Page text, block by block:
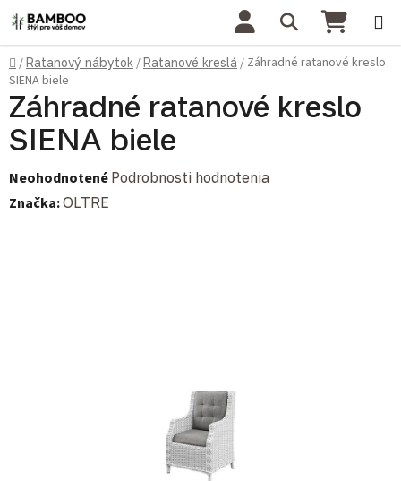
Prejsť na obsah Hľadať
Domov
/Ratanový nábytok /Ratanové kreslá / Záhradné ratanové kreslo
SIENA biele
Záhradné ratanové kreslo
SIENA biele
Priemerné hodnotenie produktu je 0,0 z 5 hviezdičiek.
Neohodnotené Podrobnosti hodnotenia
Značka:OLTRE